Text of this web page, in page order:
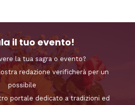
il tuo evento!
la tua sagra o evento?
redazione verificherà per un
possibile
portale dedicato a tradizioni ed